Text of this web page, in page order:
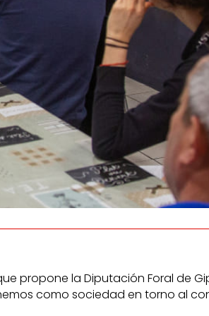
Escuchamos
informamosa las
personas
propone la Diputación Foral de
como sociedad en torno al